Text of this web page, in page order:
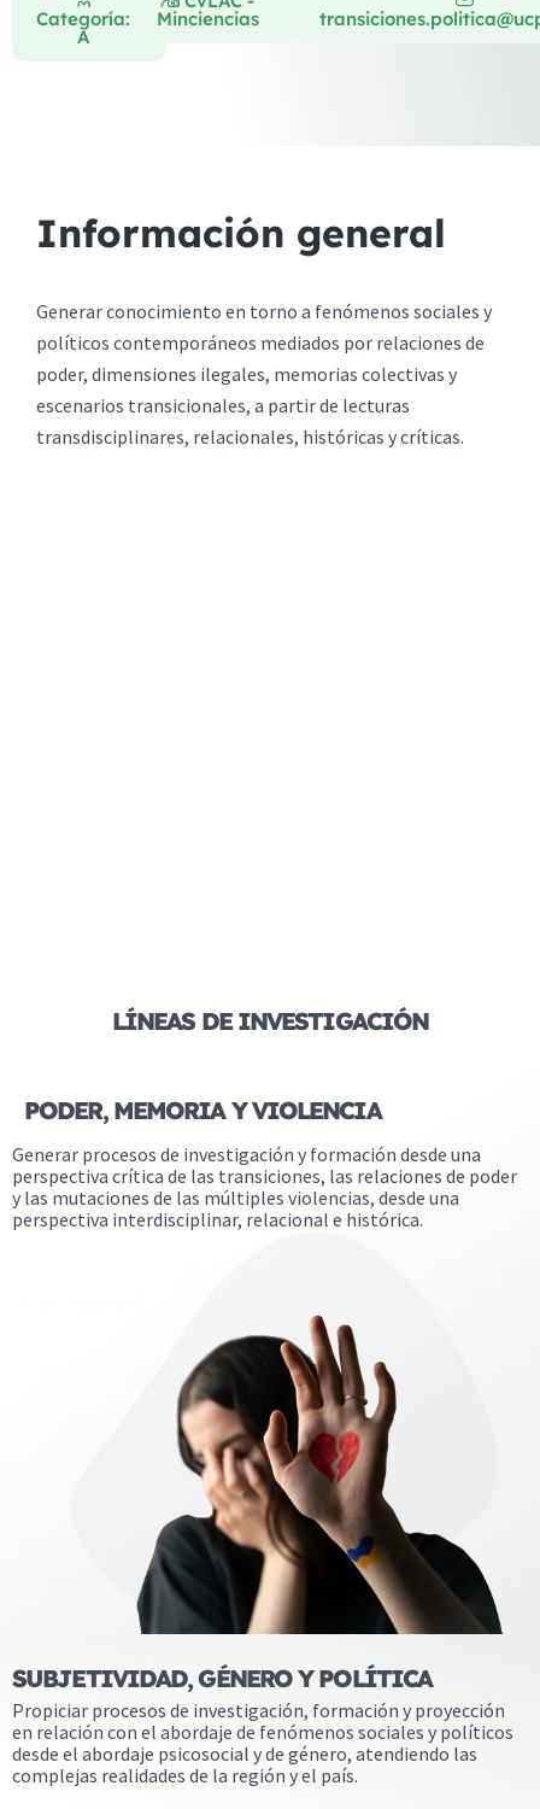
Categoría:
A
Minciencias
Información general
Generar conocimiento en torno a fenómenos sociales y
políticos contemporáneos mediados por relaciones de
poder, dimensiones ilegales, memorias colectivas y
escenarios transicionales, a partir de lecturas
transdisciplinares, relacionales, históricas y críticas.
LÍNEAS DE INVESTIGACIÓN
PODER, MEMORIA Y VIOLENCIA
Generar procesos de investigación y formación desde una
perspectiva crítica de las transiciones, las relaciones de poder
y las mutaciones de las múltiples violencias, desde una
perspectiva interdisciplinar, relacional e histórica.
SUBJETIVIDAD, GÉNERO Y POLÍTICA
Propiciar procesos de investigación, formación y proyección
en relación con el abordaje de fenómenos sociales y políticos
desde el abordaje psicosocial y de género, atendiendo las
complejas realidades de la región y el país.